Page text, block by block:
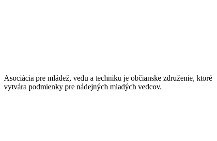
Asociácia pre mládež, vedu a techniku je občianske združenie, ktoré
vytvára podmienky pre nádejných mladých vedcov.